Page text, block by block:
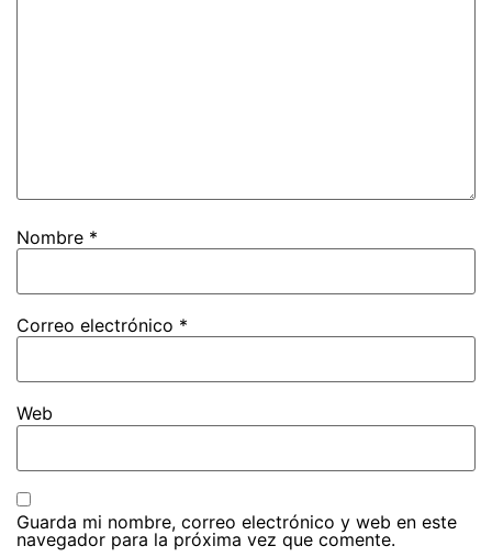
Nombre *
Correo electrónico *
Web
Guarda mi nombre, correo electrónico y web en este
navegador para la próxima vez que comente.